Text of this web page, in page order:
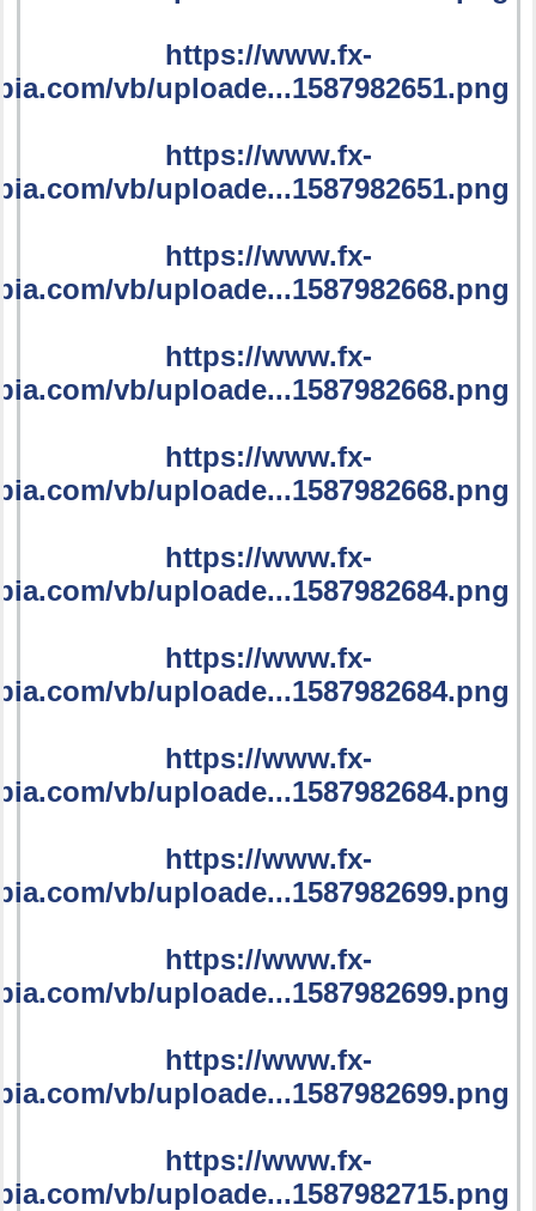
https://www.fx-
vb/uploade...1587982651.png
https://www.fx-
vb/uploade...1587982651.png
https://www.fx-
vb/uploade...1587982668.png
https://www.fx-
vb/uploade...1587982668.png
https://www.fx-
vb/uploade...1587982668.png
https://www.fx-
vb/uploade...1587982684.png
https://www.fx-
vb/uploade...1587982684.png
https://www.fx-
vb/uploade...1587982684.png
https://www.fx-
vb/uploade...1587982699.png
https://www.fx-
vb/uploade...1587982699.png
https://www.fx-
vb/uploade...1587982699.png
https://www.fx-
vb/uploade...1587982715.png